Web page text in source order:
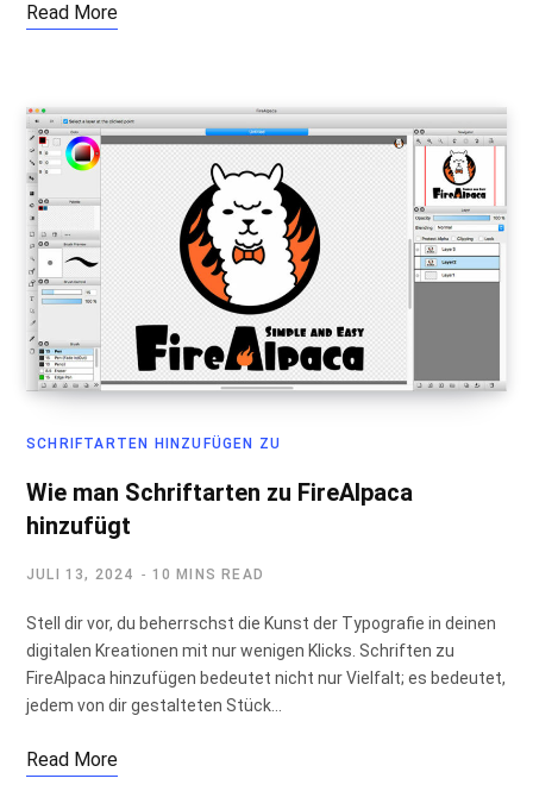
Read More
SCHRIFTARTEN HINZUFÜGEN ZU
Wie man Schriftarten zu FireAlpaca
hinzufügt
JULI 13, 2024 10 MINS READ
Stell dir vor, du beherrschst die Kunst der Typografie in deinen
digitalen Kreationen mit nur wenigen Klicks. Schriften zu
FireAlpaca hinzufügen bedeutet nicht nur Vielfalt; es bedeutet,
jedem von dir gestalteten Stück…
Read More